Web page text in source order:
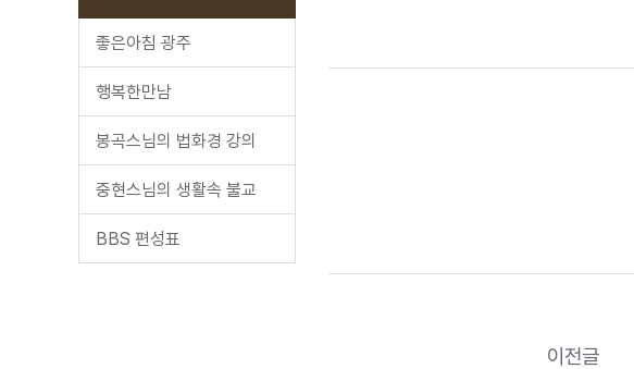
좋은아침 광주
행복한만남
봉곡스님의 법화경 강의
중현스님의 생활속 불교
BBS 편성표
이전글